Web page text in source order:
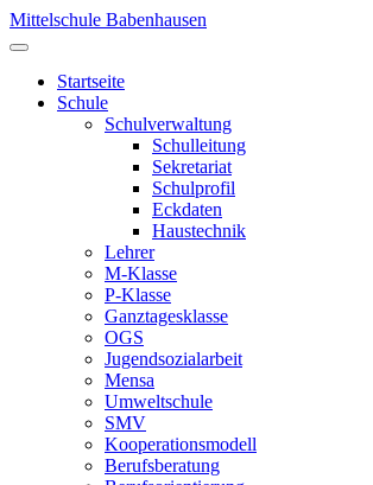
Mittelschule Babenhausen
Startseite
Schule
Schulverwaltung
Schulleitung
Sekretariat
Schulprofil
Eckdaten
Haustechnik
Lehrer
M-Klasse
P-Klasse
Ganztagesklasse
OGS
Jugendsozialarbeit
Mensa
Umweltschule
SMV
Kooperationsmodell
Berufsberatung